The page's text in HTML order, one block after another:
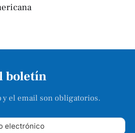
boletín
y el email son obligatorios.